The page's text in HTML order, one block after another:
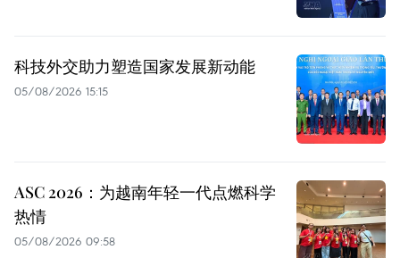
科技外交助力塑造国家发展新动能
05/08/2026 15:15
ASC 2026：为越南年轻一代点燃科学
热情
05/08/2026 09:58